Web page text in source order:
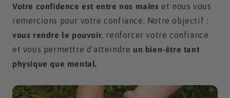
Votre confidence est entre nos mains et nous vous
remercions pour votre confiance. Notre objectif :
vous rendre le pouvoir, renforcer votre confiance
et vous permettre d'atteindre un bien-être tant
physique que mental.